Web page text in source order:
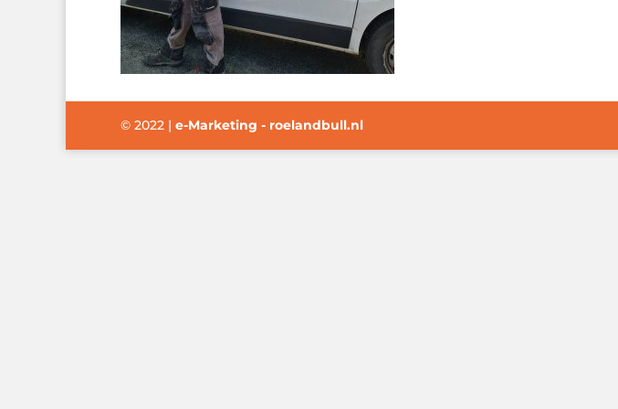
© 2022 | e-Marketing - roelandbull.nl